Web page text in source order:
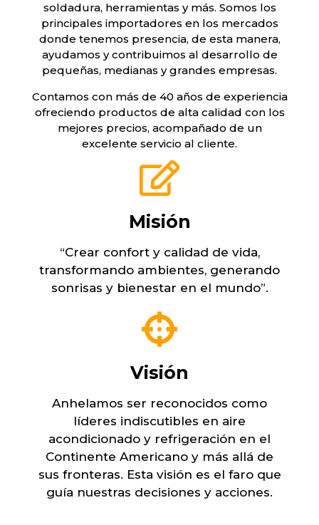
soldadura, herramientas y más. Somos los
principales importadores en los mercados
donde tenemos presencia, de esta manera,
ayudamos y contribuimos al desarrollo de
pequeñas, medianas y grandes empresas.
Contamos con más de 40 años de experiencia
ofreciendo productos de alta calidad con los
mejores precios, acompañado de un
excelente servicio al cliente.
Misión
“Crear confort y calidad de vida,
transformando ambientes, generando
sonrisas y bienestar en el mundo”.
Visión
Anhelamos ser reconocidos como
líderes indiscutibles en aire
acondicionado y refrigeración en el
Continente Americano y más allá de
sus fronteras. Esta visión es el faro que
guía nuestras decisiones y acciones.